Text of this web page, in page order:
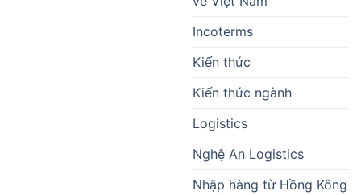
Incoterms
Kiến thức
Kiến thức ngành
Logistics
Nghệ An Logistics
Nhập hàng từ Hồng Kông